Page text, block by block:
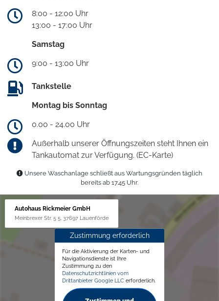
8:00 - 12:00 Uhr
13:00 - 17:00 Uhr
Samstag
9:00 - 13:00 Uhr
Tankstelle
Montag bis Sonntag
0.00 - 24.00 Uhr
Außerhalb unserer Öffnungszeiten steht Ihnen ein
Tankautomat zur Verfügung. (EC-Karte)
Unsere Waschanlage schließt aus Wartungsgründen täglich
bereits ab 17.45 Uhr.
Autohaus Rickmeier GmbH
Meinbrexer Str. 5 5, 37697 Lauenförde
Zustimmung erforderlich
Für die Aktivierung der Karten- und
Navigationsdienste ist Ihre
Zustimmung zu den
Datenschutzrichtlinien vom
Drittanbieter Google LLC erforderlich.